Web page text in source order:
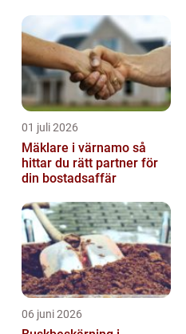
01 juli 2026
Mäklare i värnamo så
hittar du rätt partner för
din bostadsaffär
06 juni 2026